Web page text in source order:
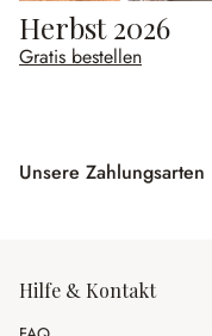
Herbst 2026
Gratis bestellen
Unsere Zahlungsarten
Hilfe & Kontakt